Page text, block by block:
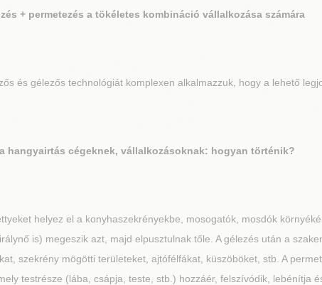
+ permetezés a tökéletes kombináció vállalkozása számára
és gélezős technológiát komplexen alkalmazzuk, hogy a lehető
hangyairtás cégeknek, vállalkozásoknak: hogyan történik?
helyez el a konyhaszekrényekbe, mosogatók, mosdók
is) megeszik azt, majd elpusztulnak tőle. A gélezés után a
szekrény mögötti területeket, ajtófélfákat, küszöböket, stb. A
testrésze (lába, csápja, teste, stb.) hozzáér, felszívódik, lebénítja